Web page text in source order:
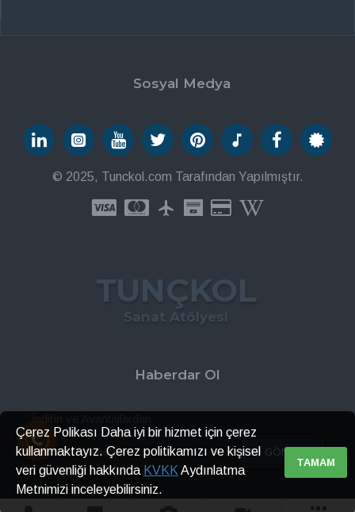
Sosyal Medya
© 2025, Tunckol.com Tarafından Yapılmıştır.
TUNÇKOL
Sanat Atölyesi
Haberdar Ol
İndirin ve Avantajlardan
GÖNDER
TAMAM
Çerez Polikası Daha iyi bir hizmet için çerez
kullanmaktayız. Çerez politikamızı ve kişisel
veri güvenliği hakkında KVKK Aydınlatma
Metnimizi inceleyebilirsiniz.